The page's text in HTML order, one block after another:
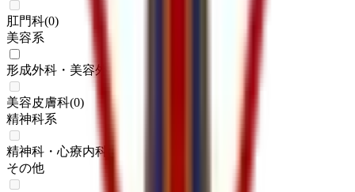
肛門科(0)
美容系
形成外科・美容外科
美容皮膚科(0)
精神科系
精神科・心療内科 0
その他